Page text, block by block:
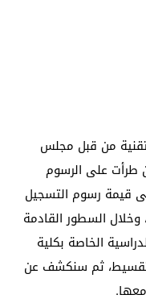
من قبل مجلس
أن طرأت على الرسوم
قيمة رسوم التسجيل
وخلال السطور القادمة
الخاصة بكلية
ثم سنكشف عن